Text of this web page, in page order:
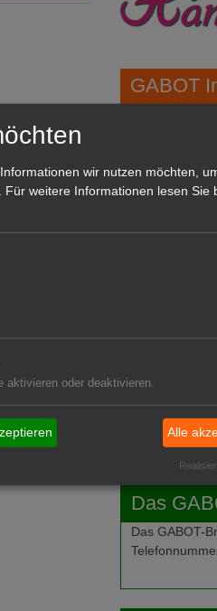
GABOT
1A-Lage,
IHREN
GABOT
Das
Das GABOT-
wir nutzen möchten,
Für weitere Informationen lesen Sie
oder deaktivieren.
Alle